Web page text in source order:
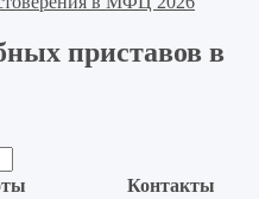
приставов в
Контакты